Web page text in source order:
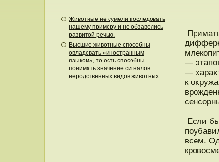
Животные не сумели последовать
нашему примеру и не обзавелись
развитой речью.
Высшие животные способны
овладевать «иностранным
языком», то есть способны
понимать значение сигналов
неродственных видов животных.
—
—
к
Если
всем.